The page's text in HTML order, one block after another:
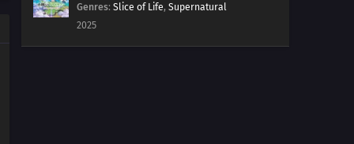
Episode 9
Genres: Slice of Life, Supernatural
2025